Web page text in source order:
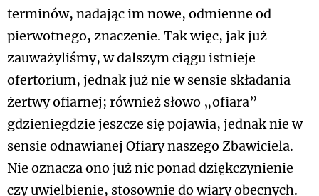
terminów, nadając im nowe, odmienne od
pierwotnego, znaczenie. Tak więc, jak już
zauważyliśmy, w dalszym ciągu istnieje
ofertorium, jednak już nie w sensie składania
żertwy ofiarnej; również słowo „ofiara”
gdzieniegdzie jeszcze się pojawia, jednak nie w
sensie odnawianej Ofiary naszego Zbawiciela.
Nie oznacza ono już nic ponad dziękczynienie
czy uwielbienie, stosownie do wiary obecnych.